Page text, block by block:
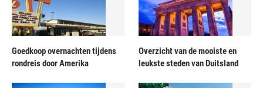
Goedkoop overnachten tijdens
rondreis door Amerika
Overzicht van de mooiste en
leukste steden van Duitsland